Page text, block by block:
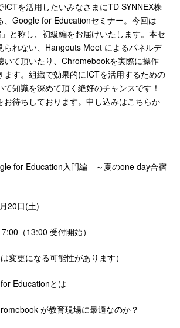
ICTを活用したいみなさまにTD SYNNEX株
、Google for Educationセミナー。今回は
」と称し、初級編をお届けいたします。本セ
られない、Hangouts Meet によるパネルデ
いて頂いたり、Chromebookを実際に操作
ます。組織で効果的にICTを活用するための
知識を深めて頂く絶好のチャンスです！
お待ちしております。申し込みはこちらか
for Education入門編 ～夏のone day合宿
20日(土)
（13:00 受付開始）
変更になる可能性があります）
Educationとは
が教育現場に最適なのか？